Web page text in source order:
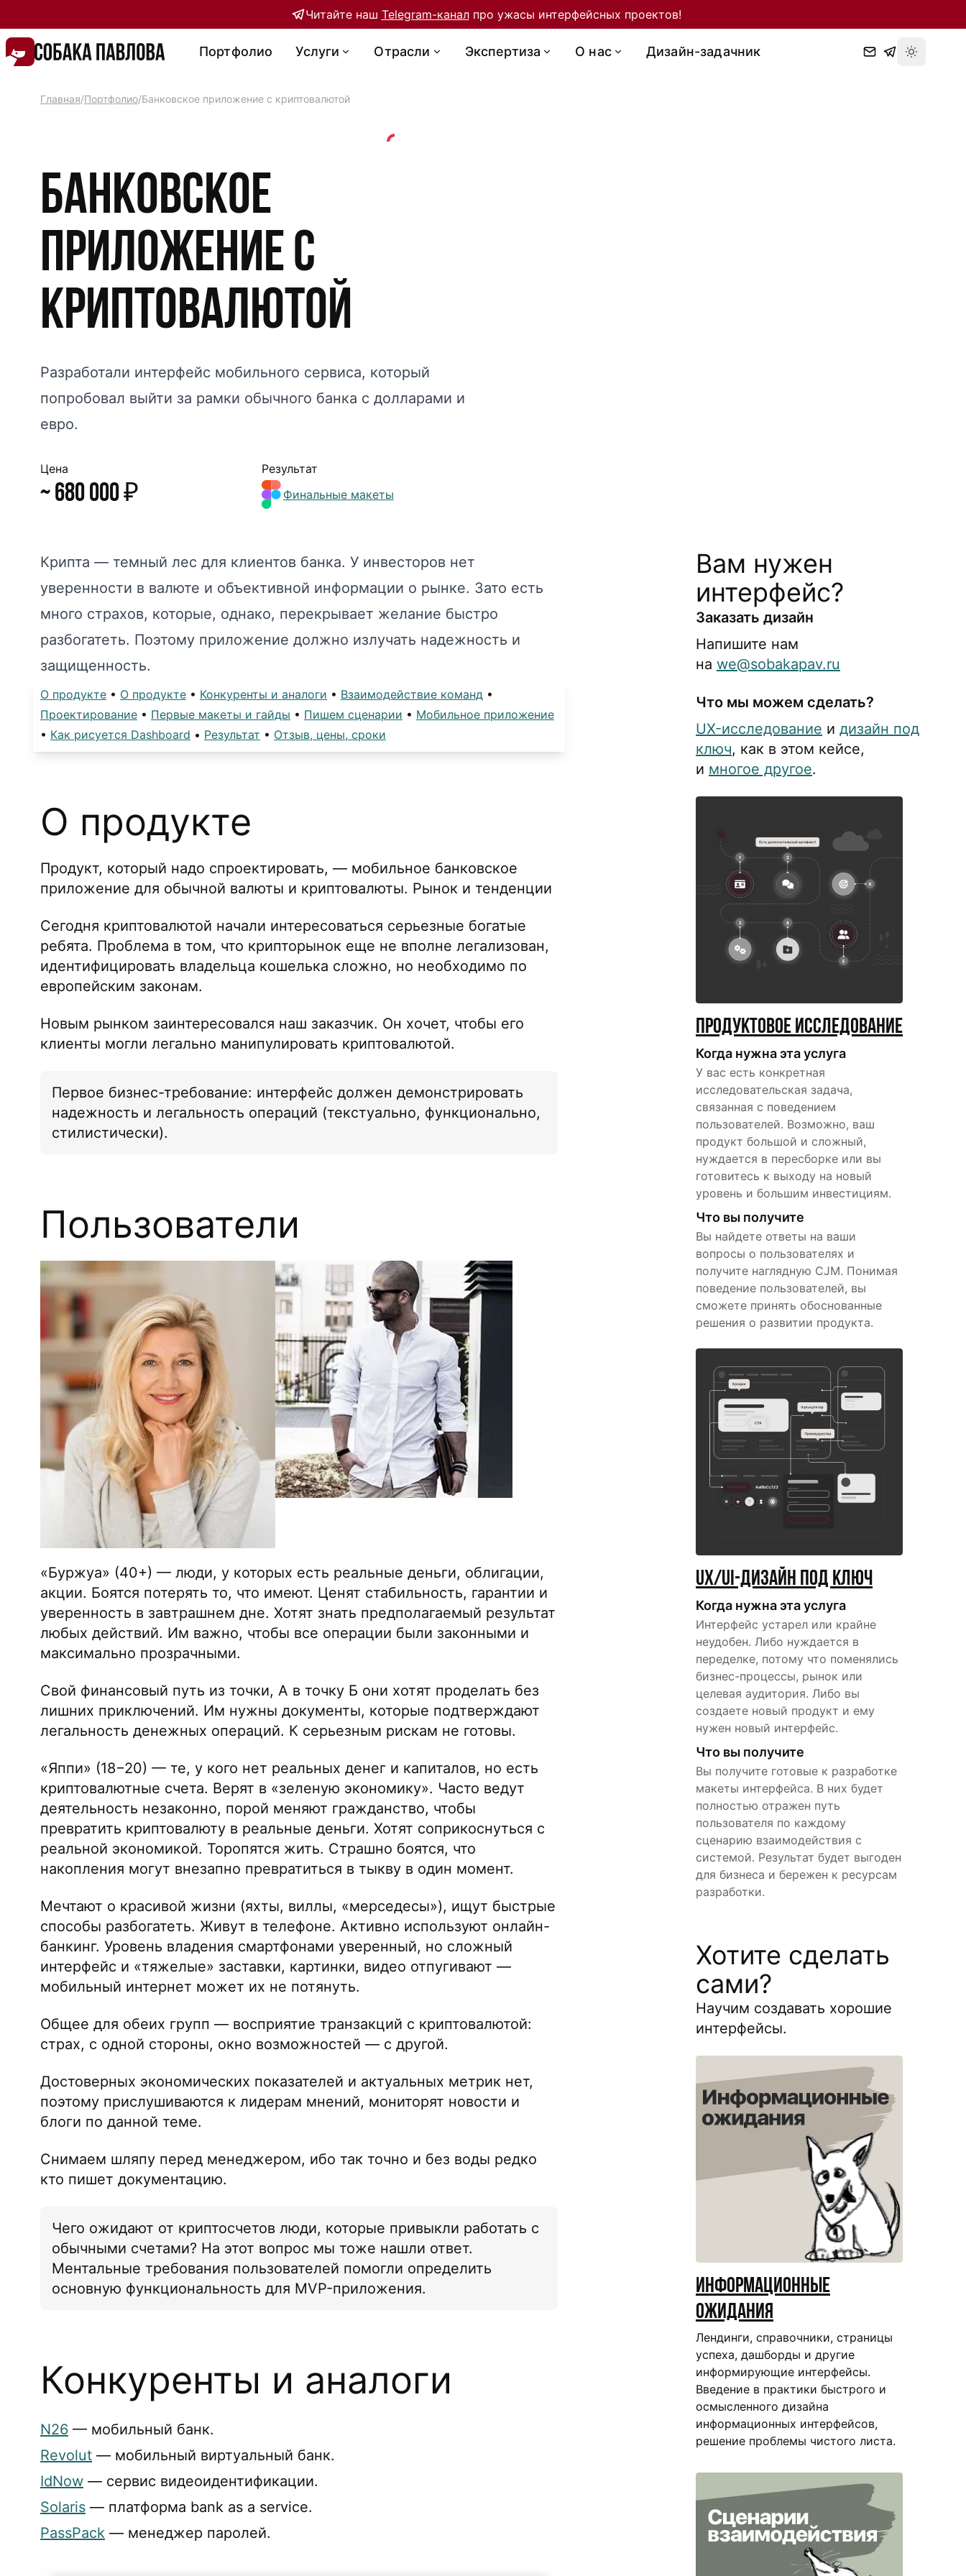
Читайте наш Telegram-каналпро ужасы интерфейсных проектов!
Портфолио Услуги Отрасли Экспертиза О нас Дизайн-задачник
Главная/Портфолио/Банковское приложение с криптовалютой
Банковское
приложение с
криптовалютой
Разработали интерфейс мобильного сервиса, который
попробовал выйти за рамки обычного банка с долларами и
евро.
Цена
~ 680 000 ₽
Результат
Финальные макеты
Крипта — темный лес для клиентов банка. У инвесторов нет
уверенности в валюте и объективной информации о рынке. Зато есть
много страхов, которые, однако, перекрывает желание быстро
разбогатеть. Поэтому приложение должно излучать надежность и
защищенность.
О продукте • О продукте • Конкуренты и аналоги • Взаимодействие команд •
Проектирование • Первые макеты и гайды • Пишем сценарии • Мобильное приложение
• Как рисуется Dashboard • Результат • Отзыв, цены, сроки
О продукте
Продукт, который надо спроектировать, — мобильное банковское
приложение для обычной валюты и криптовалюты. Рынок и тенденции
Сегодня криптовалютой начали интересоваться серьезные богатые
ребята. Проблема в том, что крипторынок еще не вполне легализован,
идентифицировать владельца кошелька сложно, но необходимо по
европейским законам.
Новым рынком заинтересовался наш заказчик. Он хочет, чтобы его
клиенты могли легально манипулировать криптовалютой.
Первое бизнес-требование: интерфейс должен демонстрировать
надежность и легальность операций (текстуально, функционально,
стилистически).
Пользователи
«Буржуа» (40+) — люди, у которых есть реальные деньги, облигации,
акции. Боятся потерять то, что имеют. Ценят стабильность, гарантии и
уверенность в завтрашнем дне. Хотят знать предполагаемый результат
любых действий. Им важно, чтобы все операции были законными и
максимально прозрачными.
Свой финансовый путь из точки, А в точку Б они хотят проделать без
лишних приключений. Им нужны документы, которые подтверждают
легальность денежных операций. К серьезным рискам не готовы.
«Яппи» (18−20) — те, у кого нет реальных денег и капиталов, но есть
криптовалютные счета. Верят в «зеленую экономику». Часто ведут
деятельность незаконно, порой меняют гражданство, чтобы
превратить криптовалюту в реальные деньги. Хотят соприкоснуться с
реальной экономикой. Торопятся жить. Страшно боятся, что
накопления могут внезапно превратиться в тыкву в один момент.
Мечтают о красивой жизни (яхты, виллы, «мерседесы»), ищут быстрые
способы разбогатеть. Живут в телефоне. Активно используют онлайн-
банкинг. Уровень владения смартфонами уверенный, но сложный
интерфейс и «тяжелые» заставки, картинки, видео отпугивают —
мобильный интернет может их не потянуть.
Общее для обеих групп — восприятие транзакций с криптовалютой:
страх, с одной стороны, окно возможностей — с другой.
Достоверных экономических показателей и актуальных метрик нет,
поэтому прислушиваются к лидерам мнений, мониторят новости и
блоги по данной теме.
Снимаем шляпу перед менеджером, ибо так точно и без воды редко
кто пишет документацию.
Чего ожидают от криптосчетов люди, которые привыкли работать с
обычными счетами? На этот вопрос мы тоже нашли ответ.
Ментальные требования пользователей помогли определить
основную функциональность для MVP-приложения.
Конкуренты и аналоги
N26 — мобильный банк.
Revolut — мобильный виртуальный банк.
IdNow — сервис видеоидентификации.
Solaris — платформа bank as a service.
PassPack — менеджер паролей.
Вам нужен
интерфейс?
Заказать дизайн
Напишите нам
на we@sobakapav.ru
Что мы можем сделать?
UX-исследование и дизайн под
ключ, как в этом кейсе,
и многое другое.
Продуктовое исследование
Когда нужна эта услуга
У вас есть конкретная
исследовательская задача,
связанная с поведением
пользователей. Возможно, ваш
продукт большой и сложный,
нуждается в пересборке или вы
готовитесь к выходу на новый
уровень и большим инвестициям.
Что вы получите
Вы найдете ответы на ваши
вопросы о пользователях и
получите наглядную CJM. Понимая
поведение пользователей, вы
сможете принять обоснованные
решения о развитии продукта.
UX/UI-дизайн под ключ
Когда нужна эта услуга
Интерфейс устарел или крайне
неудобен. Либо нуждается в
переделке, потому что поменялись
бизнес-процессы, рынок или
целевая аудитория. Либо вы
создаете новый продукт и ему
нужен новый интерфейс.
Что вы получите
Вы получите готовые к разработке
макеты интерфейса. В них будет
полностью отражен путь
пользователя по каждому
сценарию взаимодействия с
системой. Результат будет выгоден
для бизнеса и бережен к ресурсам
разработки.
Хотите сделать
сами?
Научим создавать хорошие
интерфейсы.
Информационные
ожидания
Лендинги, справочники, страницы
успеха, дашборды и другие
информирующие интерфейсы.
Введение в практики быстрого и
осмысленного дизайна
информационных интерфейсов,
решение проблемы чистого листа.